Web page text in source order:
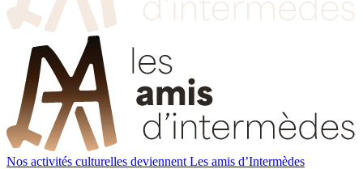
Nos activités culturelles deviennent Les amis d’Intermèdes